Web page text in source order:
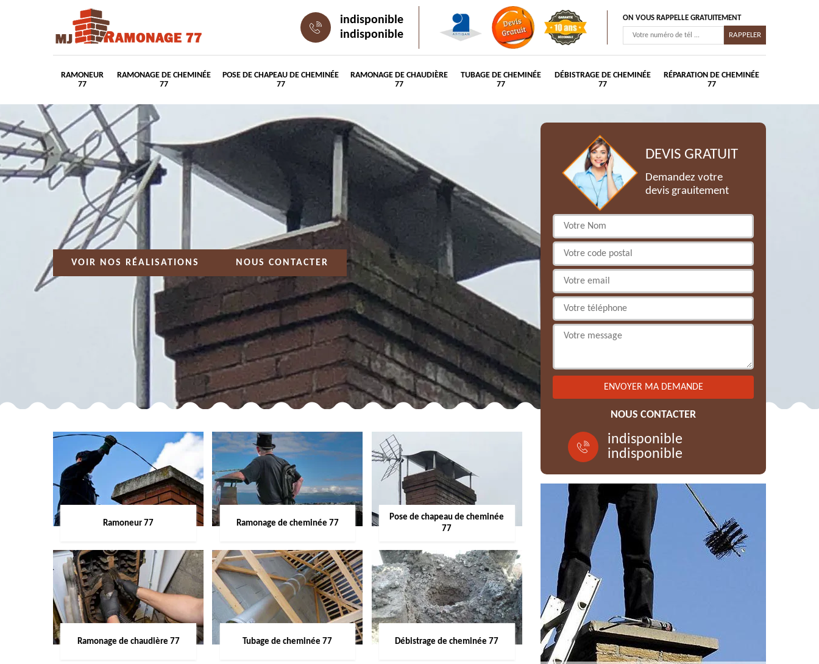
indisponible
indisponible
ON VOUS RAPPELLE GRATUITEMENT
RAMONEUR
77
RAMONAGE DE CHEMINÉE
77
POSE DE CHAPEAU DE CHEMINÉE
77
RAMONAGE DE CHAUDIÈRE
77
TUBAGE DE CHEMINÉE
77
DÉBISTRAGE DE CHEMINÉE
77
RÉPARATION DE CHEMINÉE
77
VOIR NOS RÉALISATIONS NOUS CONTACTER
Ramoneur 77 Ramonage de cheminée 77
Pose de chapeau de cheminée
77
Ramonage de chaudière 77 Tubage de cheminée 77 Débistrage de cheminée 77
DEVIS GRATUIT
Demandez votre
devis grauitement
NOUS CONTACTER
indisponible
indisponible